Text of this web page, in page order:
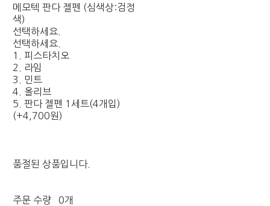
메모텍 판다 젤펜 (심색상:검정
색)
선택하세요.
선택하세요.
1. 피스타치오
2. 라임
3. 민트
4. 올리브
5. 판다 젤펜 1세트(4개입)
(+4,700원)
품절된 상품입니다.
주문 수량
0개